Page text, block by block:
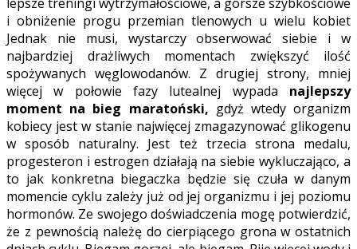
i obniżenie progu przemian tlenowych u wielu kobiet
Jednak nie musi, wystarczy obserwować siebie i w
najbardziej drażliwych momentach zwiększyć ilość
spożywanych węglowodanów. Z drugiej strony, mniej
więcej w połowie fazy lutealnej wypada najlepszy
moment na bieg maratoński, gdyż wtedy organizm
kobiecy jest w stanie najwięcej zmagazynować glikogenu
w sposób naturalny. Jest też trzecia strona medalu,
progesteron i estrogen działają na siebie wykluczająco, a
to jak konkretna biegaczka będzie się czuła w danym
momencie cyklu zależy już od jej organizmu i jej poziomu
hormonów. Ze swojego doświadczenia mogę potwierdzić,
że z pewnością należę do cierpiącego grona w ostatnich